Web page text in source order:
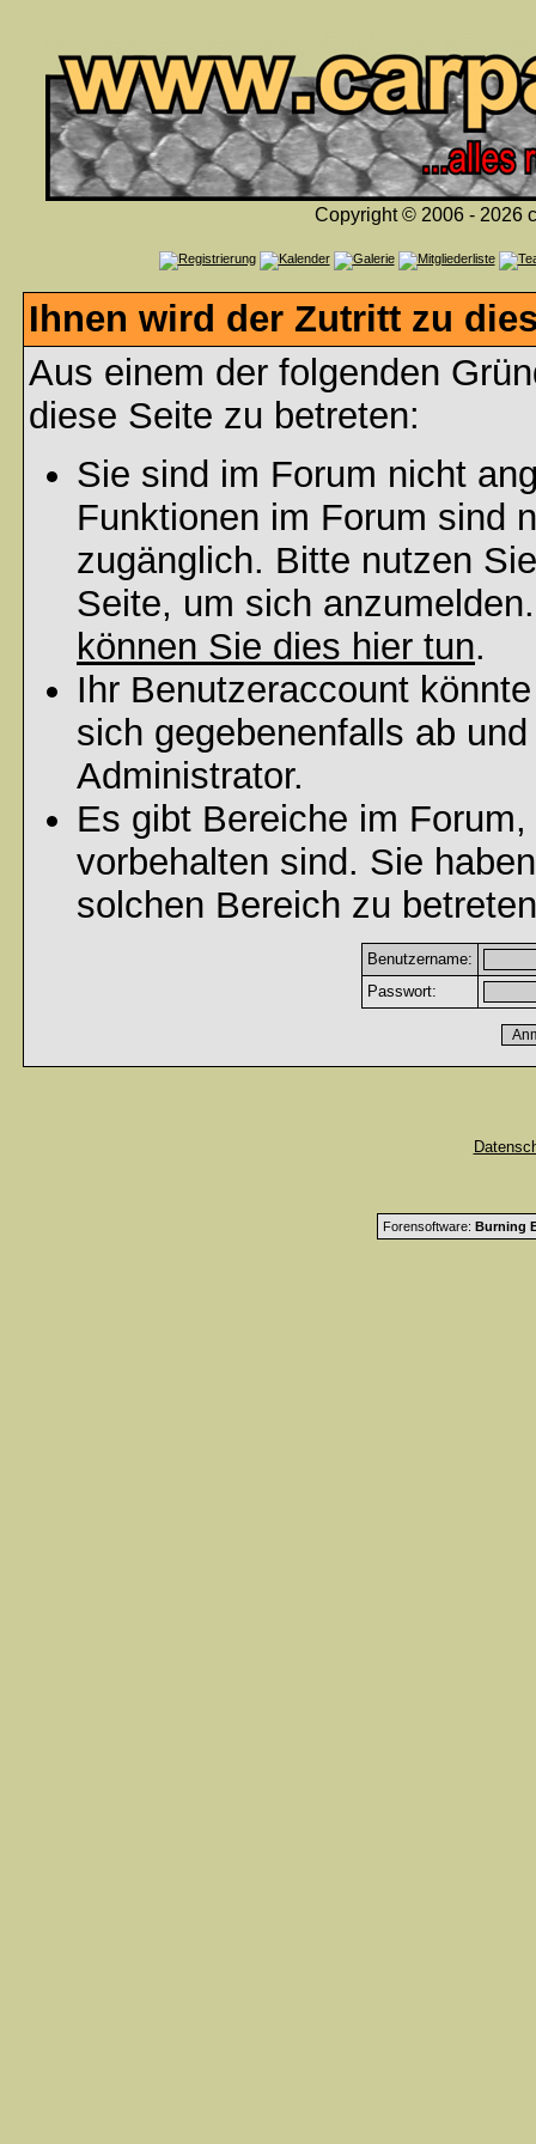
Copyright © 2006 - 2026
Ihnen wird der Zutritt zu
Aus einem der folgenden
diese Seite zu betreten:
Sie sind im Forum nicht
Funktionen im Forum sind
zugänglich. Bitte nutzen
Seite, um sich
können Sie dies hier tun.
Ihr Benutzeraccount
sich gegebenenfalls ab
Administrator.
Es gibt Bereiche im
vorbehalten sind. Sie
solchen Bereich zu
Benutzername:
Passwort:
Forensoftware: Burning